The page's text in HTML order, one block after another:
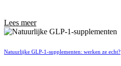
Lees meer
Natuurlijke GLP-1-supplementen: werken ze echt?